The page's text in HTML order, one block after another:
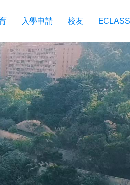
入學申請 校友 ECLASS